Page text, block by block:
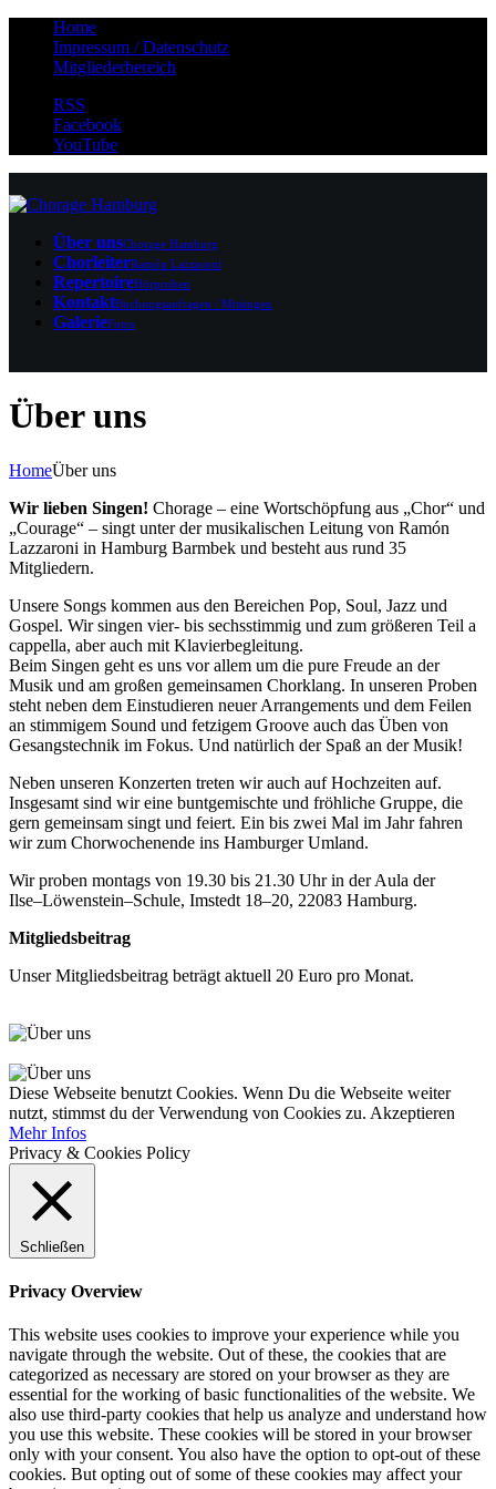
Home
Impressum / Datenschutz
Mitgliederbereich
RSS
Facebook
YouTube
Über unsChorage Hamburg
ChorleiterRamón Lazzaroni
RepertoireHörproben
KontaktBuchungsanfragen / Mitsingen
GalerieFotos
Über uns
HomeÜber uns
Wir lieben Singen! Chorage – eine Wortschöpfung aus „Chor“ und
„Courage“ – singt unter der musikalischen Leitung von Ramón
Lazzaroni in Hamburg Barmbek und besteht aus rund 35
Mitgliedern.
Unsere Songs kommen aus den Bereichen Pop, Soul, Jazz und
Gospel. Wir singen vier- bis sechsstimmig und zum größeren Teil a
cappella, aber auch mit Klavierbegleitung.
Beim Singen geht es uns vor allem um die pure Freude an der
Musik und am großen gemeinsamen Chorklang. In unseren Proben
steht neben dem Einstudieren neuer Arrangements und dem Feilen
an stimmigem Sound und fetzigem Groove auch das Üben von
Gesangstechnik im Fokus. Und natürlich der Spaß an der Musik!
Neben unseren Konzerten treten wir auch auf Hochzeiten auf.
Insgesamt sind wir eine buntgemischte und fröhliche Gruppe, die
gern gemeinsam singt und feiert. Ein bis zwei Mal im Jahr fahren
wir zum Chorwochenende ins Hamburger Umland.
Wir proben montags von 19.30 bis 21.30 Uhr in der Aula der
Ilse–Löwenstein–Schule, Imstedt 18–20, 22083 Hamburg.
Mitgliedsbeitrag
Unser Mitgliedsbeitrag beträgt aktuell 20 Euro pro Monat.
Diese Webseite benutzt Cookies. Wenn Du die Webseite weiter
nutzt, stimmst du der Verwendung von Cookies zu. Akzeptieren
Mehr Infos
Privacy & Cookies Policy
Schließen
Privacy Overview
This website uses cookies to improve your experience while you
navigate through the website. Out of these, the cookies that are
categorized as necessary are stored on your browser as they are
essential for the working of basic functionalities of the website. We
also use third-party cookies that help us analyze and understand how
you use this website. These cookies will be stored in your browser
only with your consent. You also have the option to opt-out of these
cookies. But opting out of some of these cookies may affect your